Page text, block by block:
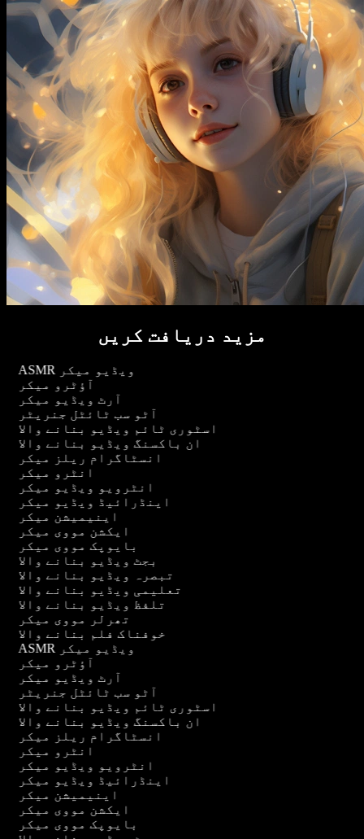
مزید دریافت کریں
ASMR ویڈیو میکر
آؤٹرو میکر
آرٹ ویڈیو میکر
آٹو سب ٹائٹل جنریٹر
اسٹوری ٹائم ویڈیو بنانے والا
ان باکسنگ ویڈیو بنانے والا
انسٹاگرام ریلز میکر
انٹرو میکر
انٹرویو ویڈیو میکر
اینڈرائیڈ ویڈیو میکر
اینیمیشن میکر
ایکشن مووی میکر
بایوپک مووی میکر
بجٹ ویڈیو بنانے والا
تبصرہ ویڈیو بنانے والا
تعلیمی ویڈیو بنانے والا
تلفظ ویڈیو بنانے والا
تھرلر مووی میکر
خوفناک فلم بنانے والا
ASMR ویڈیو میکر
آؤٹرو میکر
آرٹ ویڈیو میکر
آٹو سب ٹائٹل جنریٹر
اسٹوری ٹائم ویڈیو بنانے والا
ان باکسنگ ویڈیو بنانے والا
انسٹاگرام ریلز میکر
انٹرو میکر
انٹرویو ویڈیو میکر
اینڈرائیڈ ویڈیو میکر
اینیمیشن میکر
ایکشن مووی میکر
بایوپک مووی میکر